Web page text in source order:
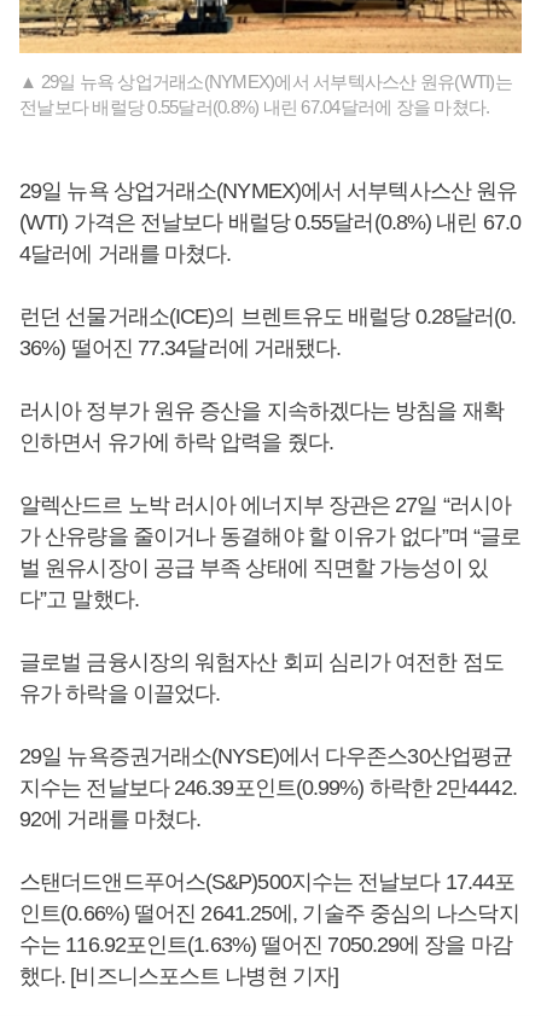
▲ 29일 뉴욕 상업거래소(NYMEX)에서 서부텍사스산 원유(WTI)는
전날보다 배럴당 0.55달러(0.8%) 내린 67.04달러에 장을 마쳤다.
29일 뉴욕 상업거래소(NYMEX)에서 서부텍사스산 원유
(WTI) 가격은 전날보다 배럴당 0.55달러(0.8%) 내린 67.0
4달러에 거래를 마쳤다.
런던 선물거래소(ICE)의 브렌트유도 배럴당 0.28달러(0.
36%) 떨어진 77.34달러에 거래됐다.
러시아 정부가 원유 증산을 지속하겠다는 방침을 재확
인하면서 유가에 하락 압력을 줬다.
알렉산드르 노박 러시아 에너지부 장관은 27일 “러시아
가 산유량을 줄이거나 동결해야 할 이유가 없다”며 “글로
벌 원유시장이 공급 부족 상태에 직면할 가능성이 있
다”고 말했다.
글로벌 금융시장의 워험자산 회피 심리가 여전한 점도
유가 하락을 이끌었다.
29일 뉴욕증권거래소(NYSE)에서 다우존스30산업평균
지수는 전날보다 246.39포인트(0.99%) 하락한 2만4442.
92에 거래를 마쳤다.
스탠더드앤드푸어스(S&P)500지수는 전날보다 17.44포
인트(0.66%) 떨어진 2641.25에, 기술주 중심의 나스닥지
수는 116.92포인트(1.63%) 떨어진 7050.29에 장을 마감
했다. [비즈니스포스트 나병현 기자]